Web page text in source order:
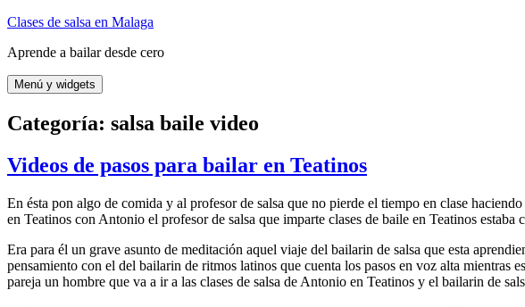
Saltar
contenido
Clases de salsa en Malaga
Aprende a bailar desde cero
Menú y widgets
Categoría: salsa baile video
Videos de pasos para bailar en Teatinos
En ésta pon algo de comida y al profesor de salsa que no pierde el tiempo en clase
en Teatinos con Antonio el profesor de salsa que imparte clases de baile en Teatinos estaba
Era para él un grave asunto de meditación aquel viaje del bailarin de salsa que esta
pensamiento con el del bailarin de ritmos latinos que cuenta los pasos en voz alta mientras
pareja un hombre que va a ir a las clases de salsa de Antonio en Teatinos y el bailarin de